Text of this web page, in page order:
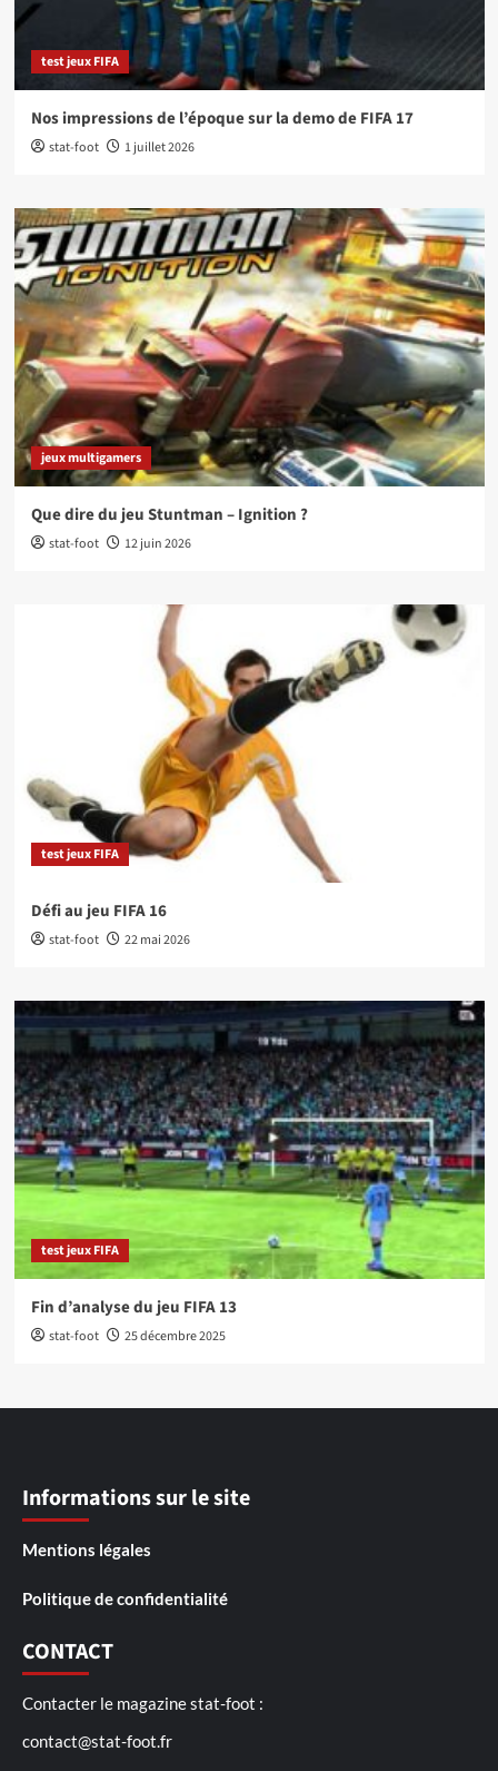
test jeux FIFA
Nos impressions de l’époque sur la demo de FIFA 17
stat-foot 1 juillet 2026
jeux multigamers
Que dire du jeu Stuntman – Ignition ?
stat-foot 12 juin 2026
test jeux FIFA
Défi au jeu FIFA 16
stat-foot 22 mai 2026
test jeux FIFA
Fin d’analyse du jeu FIFA 13
stat-foot 25 décembre 2025
Informations sur le site
Mentions légales
Politique de confidentialité
CONTACT
Contacter le magazine stat-foot :
contact@stat-foot.fr